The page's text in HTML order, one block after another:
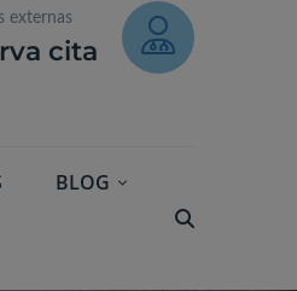
externas
cita
BLOG